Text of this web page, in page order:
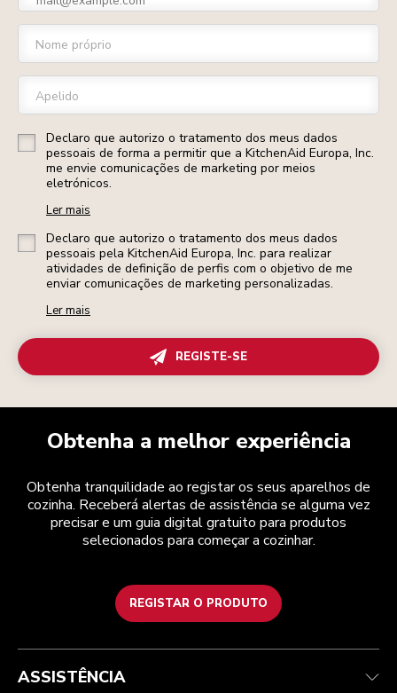
Nome próprio
Apelido
Declaro que autorizo o tratamento dos meus dados
pessoais de forma a permitir que a KitchenAid Europa, Inc.
me envie comunicações de marketing por meios
eletrónicos.
Ler mais
Declaro que autorizo o tratamento dos meus dados
pessoais pela KitchenAid Europa, Inc. para realizar
atividades de definição de perfis com o objetivo de me
enviar comunicações de marketing personalizadas.
Ler mais
REGISTE-SE
Obtenha a melhor experiência
Obtenha tranquilidade ao registar os seus aparelhos de
cozinha. Receberá alertas de assistência se alguma vez
precisar e um guia digital gratuito para produtos
selecionados para começar a cozinhar.
REGISTAR O PRODUTO
Health Check
Atendimento ao cliente
Acompanhar a sua encomenda
Garantia e documentos
Termos e condições
Envio e entrega
Devoluções e reembolsos
Marca
A marca
A nossa história
ASSISTÊNCIA